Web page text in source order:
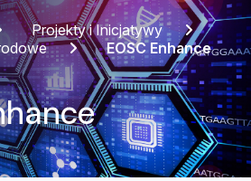
Projekty i Inicjatywy
EOSC Enhance